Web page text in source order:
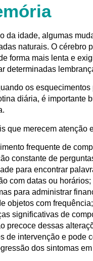
da idade, algumas
naturais. O cérebro
forma mais lenta e
determinadas
os esquecimentos
diária, é importante
que merecem atenção
frequente de
constante de
para encontrar
com datas ou horários;
para administrar
objetos com frequência;
significativas de
precoce dessas
de intervenção e pode
dos sintomas